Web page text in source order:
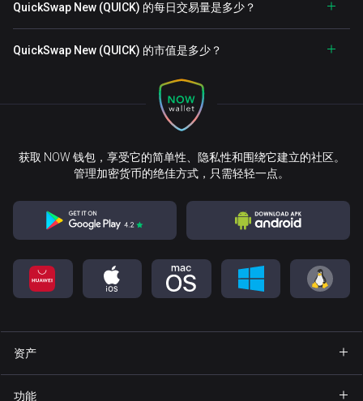
QuickSwap New (QUICK) 的每日交易量是多少？
QuickSwap New (QUICK) 的市值是多少？
获取 NOW 钱包，享受它的简单性、隐私性和围绕它建立的社区。
管理加密货币的绝佳方式，只需轻轻一点。
资产
功能